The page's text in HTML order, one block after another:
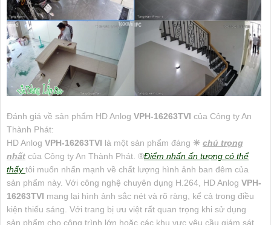
Đánh giá về sản phẩm HD Anlog VPH-16263TVI của Công ty An
Thành Phát:
HD Anlog VPH-16263TVI là một sản phẩm đáng ✳️ chú trọng
nhất của Công ty An Thành Phát. ®️Điểm nhấn ấn tượng có thể
thấytôi muốn nhấn mạnh về chất lượng hình ảnh ban đêm của
sản phẩm này. Với công nghệ chuyên dụng H.264, HD Anlog VPH-
16263TVI mang lại hình ảnh sắc nét và rõ ràng, kể cả trong điều
kiện thiếu sáng. Với trang bị ưu việt rất quan trọng khi sử dụng
sản phẩm cho công trình lớn hoặc các khu vực yêu cầu giám sát